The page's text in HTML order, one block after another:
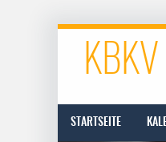
KBKV
STARTSEITE